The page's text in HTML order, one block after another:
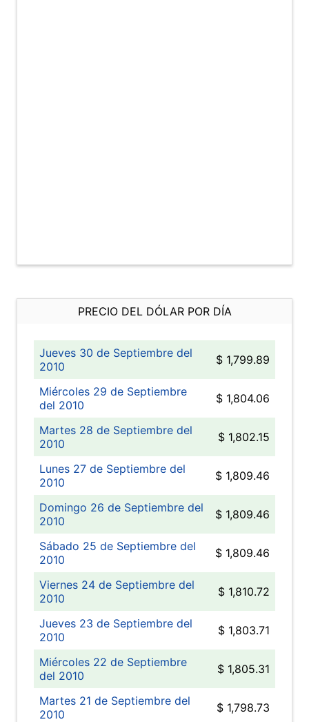
PRECIO DEL DÓLAR POR DÍA
Jueves 30 de Septiembre del
2010
$ 1,799.89
Miércoles 29 de Septiembre
del 2010
$ 1,804.06
Martes 28 de Septiembre del
2010
$ 1,802.15
Lunes 27 de Septiembre del
2010
$ 1,809.46
Domingo 26 de Septiembre del
2010
$ 1,809.46
Sábado 25 de Septiembre del
2010
$ 1,809.46
Viernes 24 de Septiembre del
2010
$ 1,810.72
Jueves 23 de Septiembre del
2010
$ 1,803.71
Miércoles 22 de Septiembre
del 2010
$ 1,805.31
Martes 21 de Septiembre del
2010
$ 1,798.73